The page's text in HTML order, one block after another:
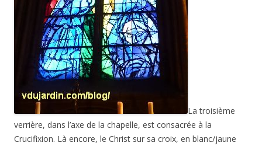
La troisième
verrière, dans l’axe de la chapelle, est consacrée à la
Crucifixion. Là encore, le Christ sur sa croix, en blanc/jaune